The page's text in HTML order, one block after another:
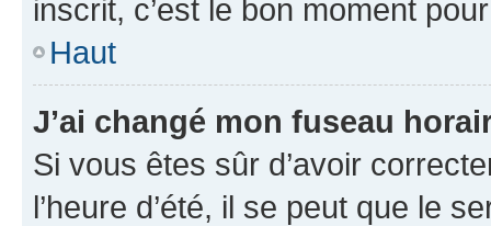
inscrit, c’est le bon moment
Haut
J’ai changé mon fuseau
Si vous êtes sûr d’avoir
l’heure d’été, il se peut que le